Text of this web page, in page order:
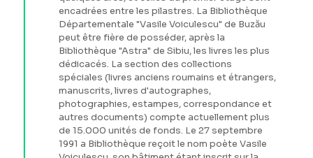
encadrées entre les pilastres. La Bibliothèque
Départementale "Vasile Voiculescu" de Buzău
peut être fière de posséder, après la
Bibliothèque "Astra" de Sibiu, les livres les plus
dédicacés. La section des collections
spéciales (livres anciens roumains et étrangers,
manuscrits, livres d'autographes,
photographies, estampes, correspondance et
autres documents) compte actuellement plus
de 15.000 unités de fonds. Le 27 septembre
1991 a Bibliothèque reçoit le nom poète Vasile